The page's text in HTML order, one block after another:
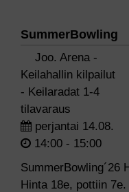
SummerBowling
Joo. Arena -
Keilahallin kilpailut
- Keilaradat 1-4
tilavaraus
perjantai 14.08.
14:00 - 15:00
SummerBowling´26
Hinta 18e, pottiin